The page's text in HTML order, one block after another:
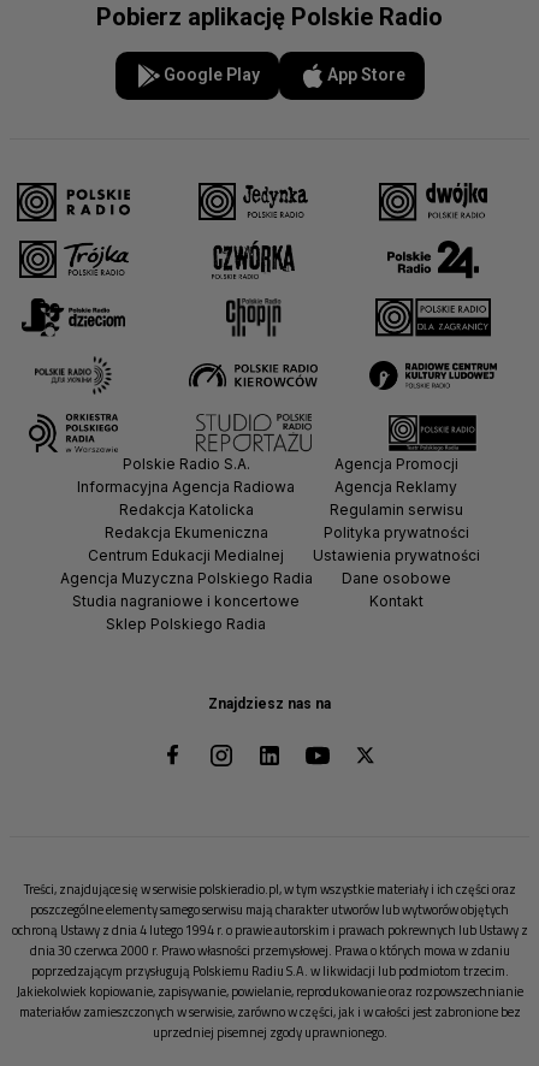
Pobierz aplikację Polskie Radio
Google Play App Store
Znajdziesz nas na
Polskie Radio S.A.
Informacyjna Agencja Radiowa
Redakcja Katolicka
Redakcja Ekumeniczna
Centrum Edukacji Medialnej
Agencja Muzyczna Polskiego Radia
Studia nagraniowe i koncertowe
Sklep Polskiego Radia
Agencja Promocji
Agencja Reklamy
Regulamin serwisu
Polityka prywatności
Ustawienia prywatności
Dane osobowe
Kontakt
Treści, znajdujące się w serwisie polskieradio.pl, w tym wszystkie materiały i ich części oraz
poszczególne elementy samego serwisu mają charakter utworów lub wytworów objętych
ochroną Ustawy z dnia 4 lutego 1994 r. o prawie autorskim i prawach pokrewnych lub Ustawy z
dnia 30 czerwca 2000 r. Prawo własności przemysłowej. Prawa o których mowa w zdaniu
poprzedzającym przysługują Polskiemu Radiu S.A. w likwidacji lub podmiotom trzecim.
Jakiekolwiek kopiowanie, zapisywanie, powielanie, reprodukowanie oraz rozpowszechnianie
materiałów zamieszczonych w serwisie, zarówno w części, jak i w całości jest zabronione bez
uprzedniej pisemnej zgody uprawnionego.